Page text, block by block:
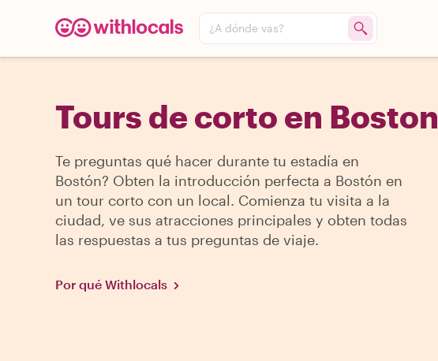
¿A dónde vas?
Tours de corto en Boston
Te preguntas qué hacer durante tu estadía en
Bostón? Obten la introducción perfecta a Bostón en
un tour corto con un local. Comienza tu visita a la
ciudad, ve sus atracciones principales y obten todas
las respuestas a tus preguntas de viaje.
Por qué Withlocals